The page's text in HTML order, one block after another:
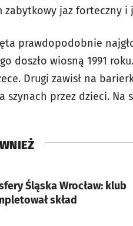
zabytkowy jaz forteczny
prawdopodobnie
doszło wiosną 1991
Drugi zawisł na
szynach przez dzieci. Na
Śląska Wrocław: klub
skład